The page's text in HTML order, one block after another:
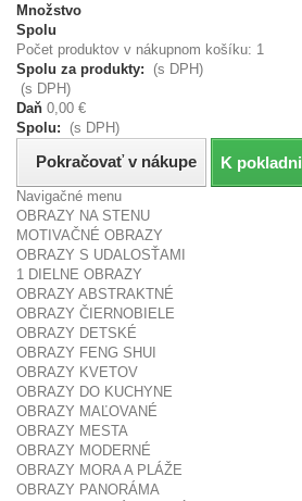
Množstvo
Spolu
Počet produktov v nákupnom košíku: 1
Spolu za produkty:
(s DPH)
(s DPH)
Daň 0,00 €
Spolu:
(s DPH)
Pokračovať v nákupe K pokladni
Navigačné menu
OBRAZY NA STENU
MOTIVAČNÉ OBRAZY
OBRAZY S UDALOSŤAMI
1 DIELNE OBRAZY
OBRAZY ABSTRAKTNÉ
OBRAZY ČIERNOBIELE
OBRAZY DETSKÉ
OBRAZY FENG SHUI
OBRAZY KVETOV
OBRAZY DO KUCHYNE
OBRAZY MAĽOVANÉ
OBRAZY MESTA
OBRAZY MODERNÉ
OBRAZY MORA A PLÁŽE
OBRAZY PANORÁMA